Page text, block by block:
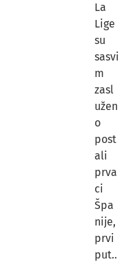
La
Lige
su
sasvi
m
zasl
užen
o
post
ali
prva
ci
Špa
nije,
prvi
put..